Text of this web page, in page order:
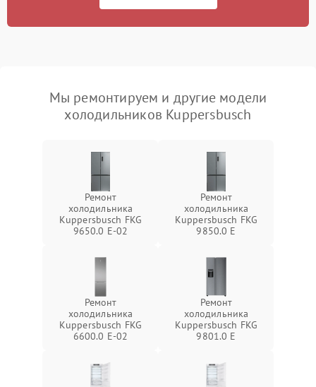
Мы ремонтируем и другие модели
холодильников Kuppersbusch
Ремонт
холодильника
Kuppersbusch FKG
9650.0 E-02
Ремонт
холодильника
Kuppersbusch FKG
9850.0 E
Ремонт
холодильника
Kuppersbusch FKG
6600.0 E-02
Ремонт
холодильника
Kuppersbusch FKG
9801.0 E